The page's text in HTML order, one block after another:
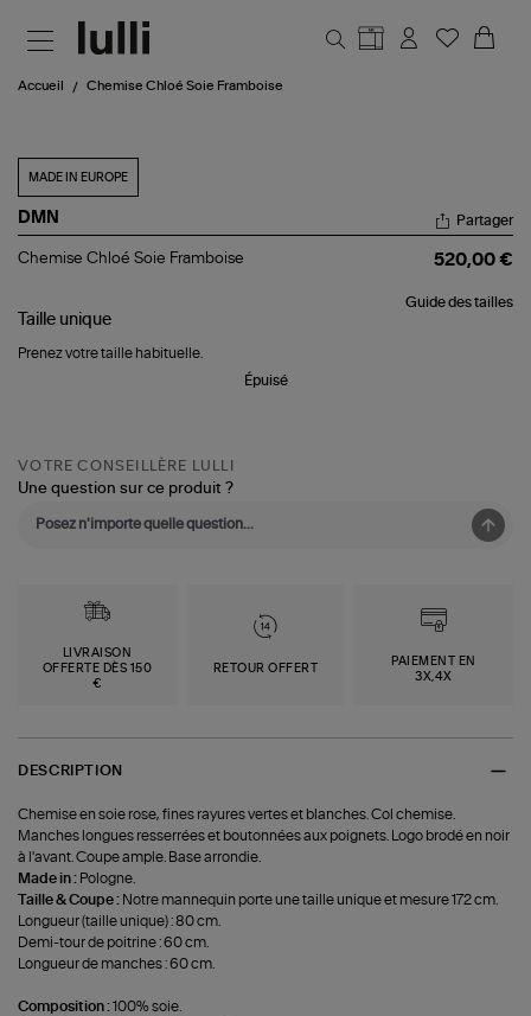
Accueil Chemise Chloé Soie Framboise
MADE IN EUROPE
DMN
Chemise
Framboise
Partager
Chemise Chloé Soie Framboise 520,00 €
Guide des tailles
Taille unique
Prenez votre taille habituelle.
Épuisé
VOTRE CONSEILLÈRE LULLI
Une question sur ce produit ?
LIVRAISON
OFFERTE DÈS 150
€
RETOUR OFFERT
PAIEMENT EN
3X,4X
DESCRIPTION
Chemise en soie rose, fines rayures vertes et blanches. Col chemise.
Manches longues resserrées et boutonnées aux poignets. Logo brodé en noir
à l'avant. Coupe ample. Base arrondie.
Made in : Pologne.
Taille & Coupe : Notre mannequin porte une taille unique et mesure 172 cm.
Longueur (taille unique) : 80 cm.
Demi-tour de poitrine : 60 cm.
Longueur de manches : 60 cm.
Composition :100% soie.